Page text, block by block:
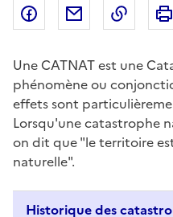
Partager sur Facebook
Partager par
Une CATNAT est une
phénomène ou
effets sont
Lorsqu'une catastrophe
on dit que "le territoire
naturelle".
Historique des